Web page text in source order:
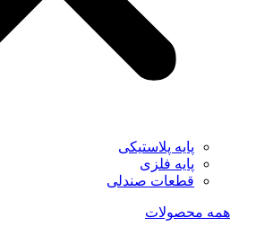
پایه پلاستیکی
پایه فلزی
قطعات صندلی
همه محصولات